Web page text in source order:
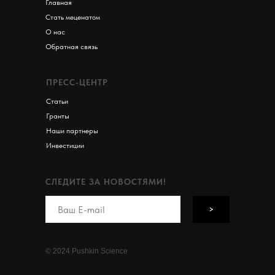
Главная
Стать меценатом
О нас
Обратная связь
ПРЕСС-ЦЕНТР
Статьи
Гранты
Наши партнеры
Инвестиции
© 2024 Pushkin Science
>
СЛЕДИТЕ ЗА НОВОСТЯМИ!